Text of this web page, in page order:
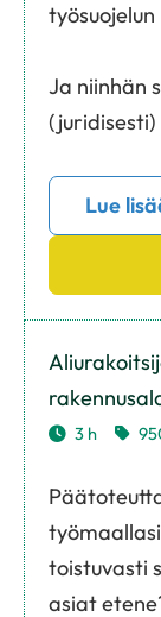
Ja niinhän
Lue
3 h
toistuvasti
asiat